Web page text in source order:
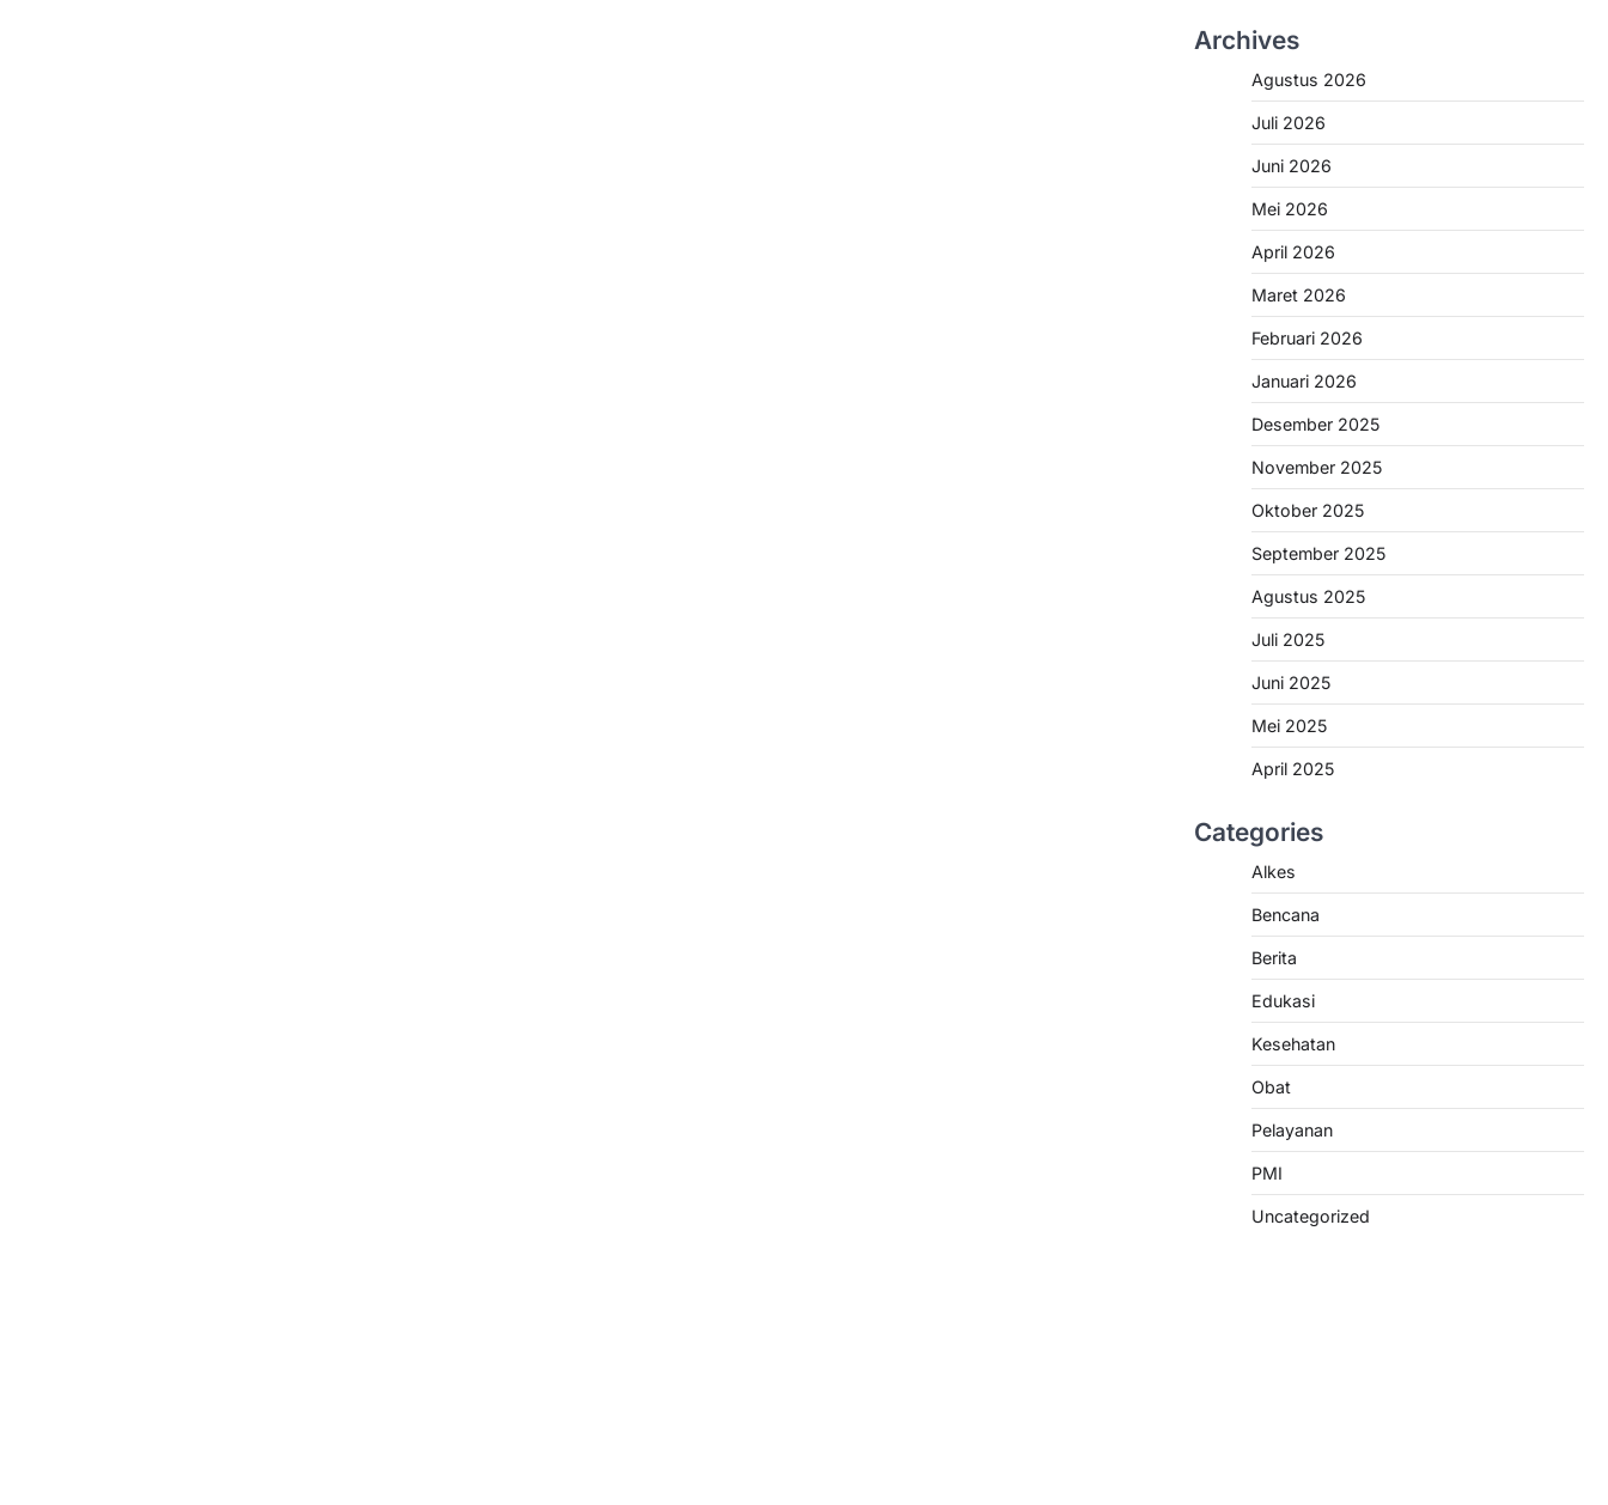
Archives
Agustus 2026
Juli 2026
Juni 2026
Mei 2026
April 2026
Maret 2026
Februari 2026
Januari 2026
Desember 2025
November 2025
Oktober 2025
September 2025
Agustus 2025
Juli 2025
Juni 2025
Mei 2025
April 2025
Categories
Alkes
Bencana
Berita
Edukasi
Kesehatan
Obat
Pelayanan
PMI
Uncategorized